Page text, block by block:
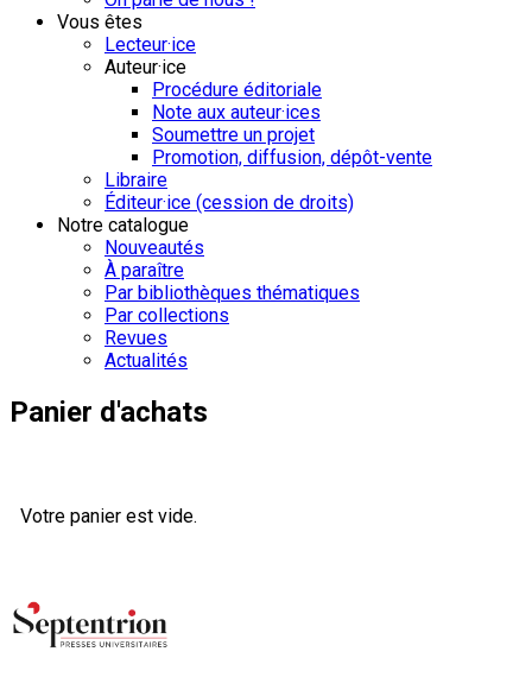
Vous êtes
Lecteur·ice
Auteur·ice
Procédure éditoriale
Note aux auteur·ices
Soumettre un projet
Promotion, diffusion, dépôt-vente
Libraire
Éditeur·ice (cession de droits)
Notre catalogue
Nouveautés
À paraître
Par bibliothèques thématiques
Par collections
Revues
Actualités
Panier d'achats
Votre panier est vide.